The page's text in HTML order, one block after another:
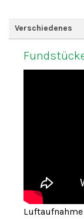
Verschiedenes